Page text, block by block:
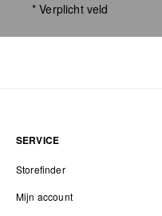
* Verplicht veld
SERVICE
Storefinder
Mijn account